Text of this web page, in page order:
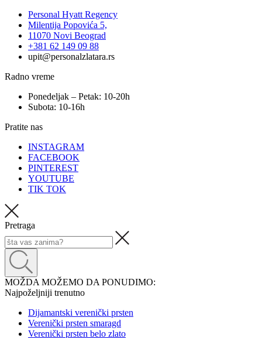
Personal Hyatt Regency
Milentija Popovića 5,
11070 Novi Beograd
+381 62 149 09 88
upit@personalzlatara.rs
Radno vreme
Ponedeljak – Petak: 10-20h
Subota: 10-16h
Pratite nas
INSTAGRAM
FACEBOOK
PINTEREST
YOUTUBE
TIK TOK
Pretraga
MOŽDA MOŽEMO DA PONUDIMO:
Najpoželjniji trenutno
Dijamantski verenički prsten
Verenički prsten smaragd
Verenički prsten belo zlato